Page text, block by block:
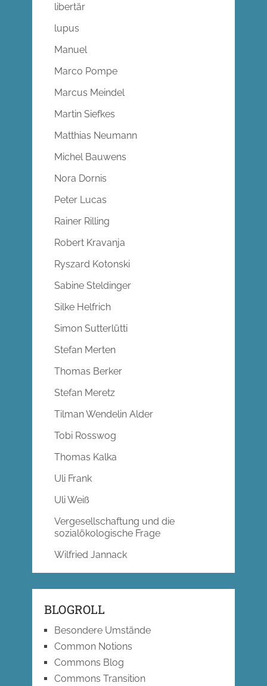
libertär
lupus
Manuel
Marco Pompe
Marcus Meindel
Martin Siefkes
Matthias Neumann
Michel Bauwens
Nora Dornis
Peter Lucas
Rainer Rilling
Robert Kravanja
Ryszard Kotonski
Sabine Steldinger
Silke Helfrich
Simon Sutterlütti
Stefan Merten
Thomas Berker
Stefan Meretz
Tilman Wendelin Alder
Tobi Rosswog
Thomas Kalka
Uli Frank
Uli Weiß
Vergesellschaftung und die
sozialökologische Frage
Wilfried Jannack
BLOGROLL
Besondere Umstände
Common Notions
Commons Blog
Commons Transition